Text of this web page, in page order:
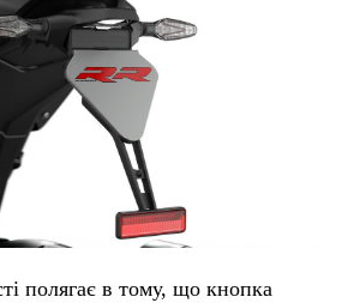
полягає в тому, що кнопка